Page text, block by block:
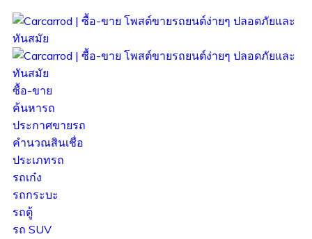
ซื้อ-ขาย
ค้นหารถ
ประกาศขายรถ
คำนวณสินเชื่อ
ประเภทรถ
รถเก๋ง
รถกระบะ
รถตู้
รถ SUV